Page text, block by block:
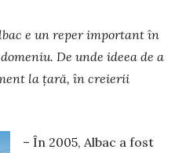
e un reper important în
De unde ideea de a
la țară, în cre­ierii
– În 2005, Albac a fost